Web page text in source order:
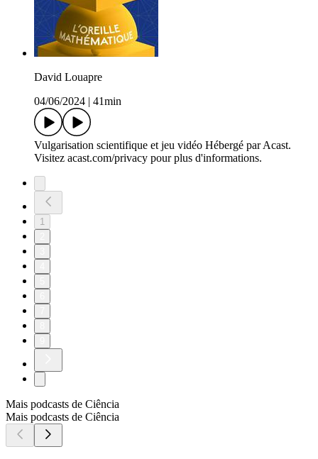
David Louapre
04/06/2024
41min
Vulgarisation scientifique et jeu vidéo Hébergé par Acast.
Visitez acast.com/privacy pour plus d'informations.
1
Mais podcasts de Ciência
Mais podcasts de Ciência